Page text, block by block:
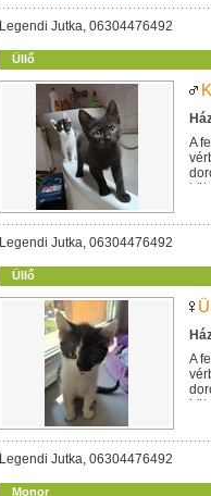
Legendi Jutka, 06304476492
Üllő
A
Legendi Jutka, 06304476492
Üllő
A
Legendi Jutka, 06304476492
Monor